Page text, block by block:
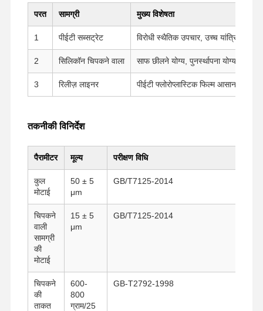
परत सामग्री मुख्य विशेषता
1 पीईटी सब्सट्रेट विरोधी स्थैतिक उपचार, उच्च यांत्रिक शक्ति
2 सिलिकॉन चिपकने वाला साफ छीलने योग्य, पुनर्स्थापना योग्य, कोई
3 रिलीज़ लाइनर पीईटी फ्लोरोप्लास्टिक फिल्म आसान मरम्मत
तकनीकी विनिर्देश
पैरामीटर मूल्य परीक्षण विधि
कुल
मोटाई
50 ± 5
μm
GB/T7125-2014
चिपकने
वाली
सामग्री
की
मोटाई
15 ± 5
μm
GB/T7125-2014
चिपकने
की
ताकत
600-
800
ग्राम/25
GB-T2792-1998